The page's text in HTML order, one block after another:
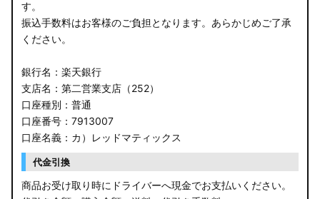
す。
振込手数料はお客様のご負担となります。あらかじめご了承
ください。
銀行名：楽天銀行
支店名：第二営業支店（252）
口座種別：普通
口座番号：7913007
口座名義：カ）レッドマティックス
代金引換
商品お受け取り時にドライバーへ現金でお支払いください。